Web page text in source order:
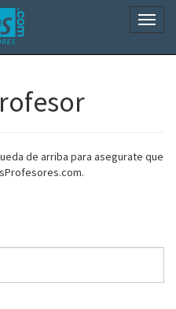
de arriba para asegurate que